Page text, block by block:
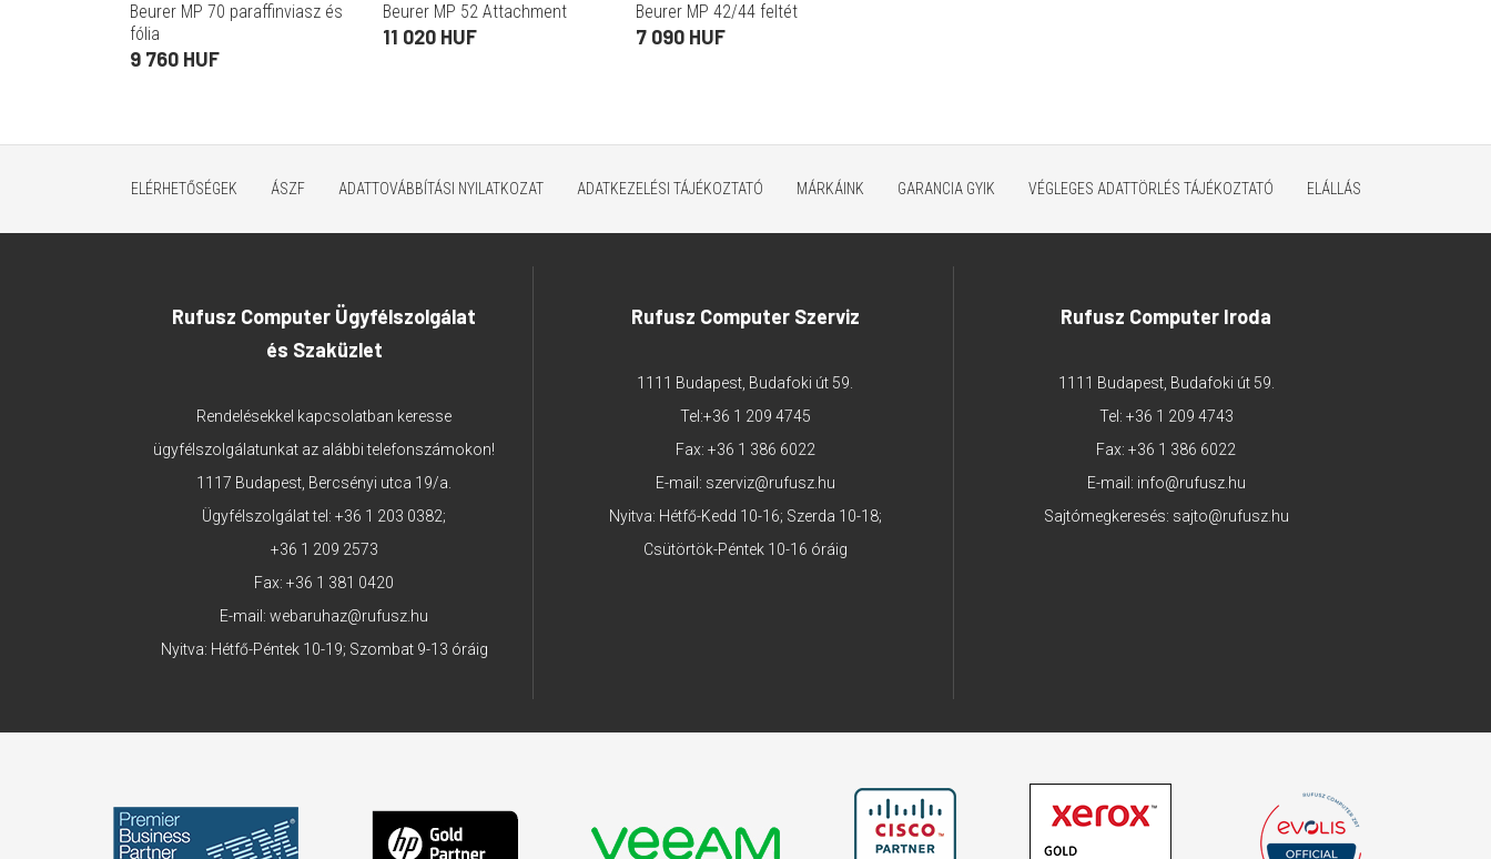
Beurer MP 70 paraffinviasz és
fólia
9 760 HUF
Beurer MP 52 Attachment
11 020 HUF
Beurer MP 42/44 feltét
7 090 HUF
ELÉRHETŐSÉGEK ÁSZF ADATTOVÁBBÍTÁSI NYILATKOZAT ADATKEZELÉSI TÁJÉKOZTATÓ MÁRKÁINK GARANCIA GYIK VÉGLEGES ADATTÖRLÉS TÁJÉKOZTATÓ ELÁLLÁS
Rufusz Computer Ügyfélszolgálat
és Szaküzlet
Rendelésekkel kapcsolatban keresse
ügyfélszolgálatunkat az alábbi telefonszámokon!
1117 Budapest, Bercsényi utca 19/a.
Ügyfélszolgálat tel:+36 1 203 0382;
+36 1 209 2573
Fax: +36 1 381 0420
E-mail:webaruhaz@rufusz.hu
Nyitva: Hétfő-Péntek 10-19; Szombat 9-13 óráig
Rufusz Computer Szerviz
1111 Budapest, Budafoki út 59.
Tel:+36 1 209 4745
Fax: +36 1 386 6022
E-mail: szerviz@rufusz.hu
Nyitva: Hétfő-Kedd 10-16; Szerda 10-18;
Csütörtök-Péntek 10-16 óráig
Rufusz Computer Iroda
1111 Budapest, Budafoki út 59.
Tel: +36 1 209 4743
Fax: +36 1 386 6022
E-mail: info@rufusz.hu
Sajtómegkeresés: sajto@rufusz.hu